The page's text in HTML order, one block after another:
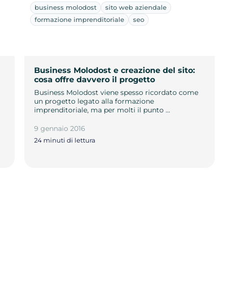
business molodost
sito web aziendale
formazione imprenditoriale
seo
Business Molodost e creazione del sito:
cosa offre davvero il progetto
Business Molodost viene spesso ricordato come
un progetto legato alla formazione
imprenditoriale, ma per molti il punto …
9 gennaio 2016
24 minuti di lettura